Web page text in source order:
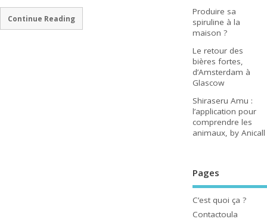
Continue Reading
Produire sa
spiruline à la
maison ?
Le retour des
bières fortes,
d’Amsterdam à
Glascow
Shiraseru Amu :
l’application pour
comprendre les
animaux, by Anicall
Pages
C’est quoi ça ?
Contactoula